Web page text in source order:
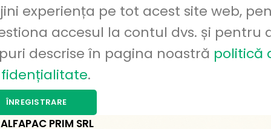
experiența pe tot acest site web,
accesul la contul dvs. și pentru
descrise în pagina noastră politică
.
ÎNREGISTRARE
ALFAPAC PRIM SRL